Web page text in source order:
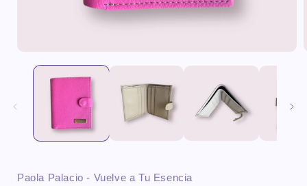
Paola Palacio - Vuelve a Tu Esencia